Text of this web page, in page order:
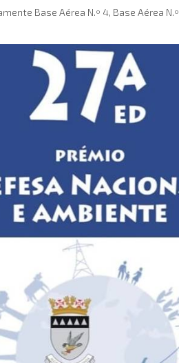
Base Aérea N.º 4, Base Aérea N.º